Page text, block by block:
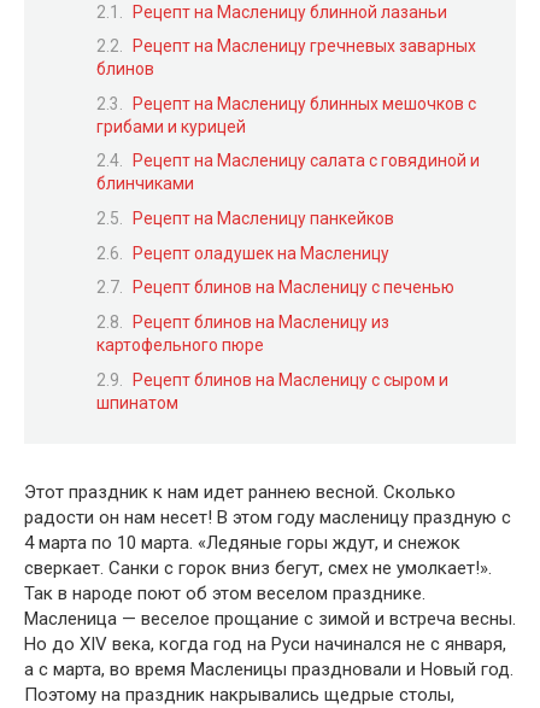
Рецепт на Масленицу блинной лазаньи
Рецепт на Масленицу гречневых заварных
блинов
Рецепт на Масленицу блинных мешочков с
грибами и курицей
Рецепт на Масленицу салата с говядиной и
блинчиками
Рецепт на Масленицу панкейков
Рецепт оладушек на Масленицу
Рецепт блинов на Масленицу с печенью
Рецепт блинов на Масленицу из
картофельного пюре
Рецепт блинов на Масленицу с сыром и
шпинатом
Этот праздник к нам идет раннею весной. Сколько
радости он нам несет! В этом году масленицу праздную с
4 марта по 10 марта. «Ледяные горы ждут, и снежок
сверкает. Санки с горок вниз бегут, смех не умолкает!».
Так в народе поют об этом веселом празднике.
Масленица — веселое прощание с зимой и встреча весны.
Но до XIV века, когда год на Руси начинался не с января,
а с марта, во время Масленицы праздновали и Новый год.
Поэтому на праздник накрывались щедрые столы,